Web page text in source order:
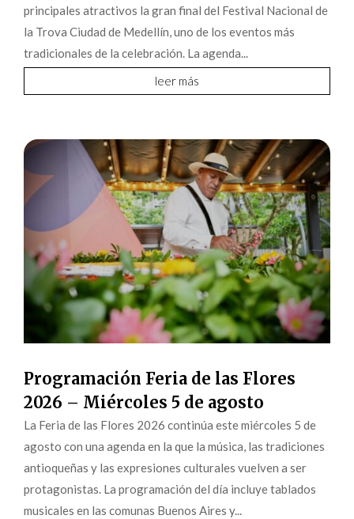
principales atractivos la gran final del Festival Nacional de
la Trova Ciudad de Medellín, uno de los eventos más
tradicionales de la celebración. La agenda...
leer más
Programación Feria de las Flores
2026 – Miércoles 5 de agosto
La Feria de las Flores 2026 continúa este miércoles 5 de
agosto con una agenda en la que la música, las tradiciones
antioqueñas y las expresiones culturales vuelven a ser
protagonistas. La programación del día incluye tablados
musicales en las comunas Buenos Aires y...